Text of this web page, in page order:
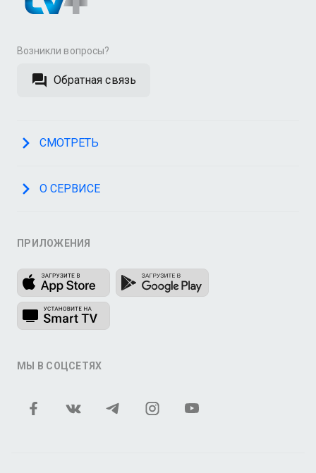
Возникли вопросы?
Обратная связь
СМОТРЕТЬ
О СЕРВИСЕ
ПРИЛОЖЕНИЯ
МЫ В СОЦСЕТЯХ